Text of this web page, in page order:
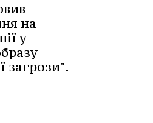
на
у
загрози".